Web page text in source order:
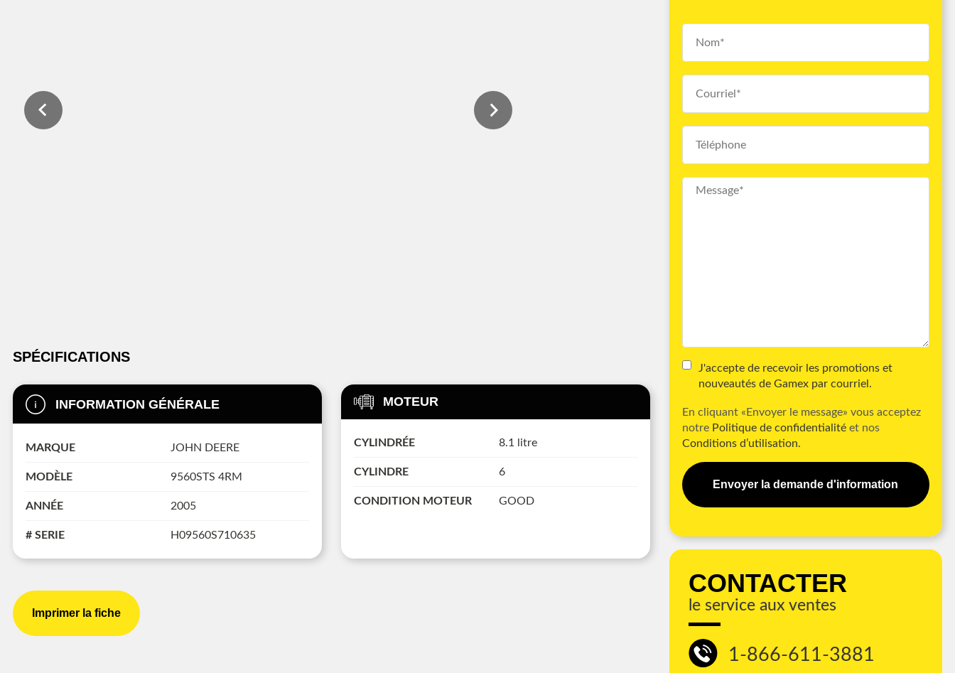
SPÉCIFICATIONS
INFORMATION GÉNÉRALE
MARQUE JOHN DEERE
MODÈLE 9560STS 4RM
ANNÉE 2005
# SERIE H09560S710635
MOTEUR
CYLINDRÉE 8.1 litre
CYLINDRE 6
CONDITION MOTEUR GOOD
Imprimer la fiche
J'accepte de recevoir les promotions et
nouveautés de Gamex par courriel.
En cliquant «Envoyer le message» vous acceptez
notre Politique de confidentialitéet nos
Conditions d’utilisation.
Envoyer la demande d'information
CONTACTER
le service aux ventes
1-866-611-3881